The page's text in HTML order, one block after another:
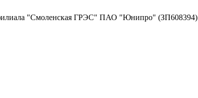
"Смоленская ГРЭС" ПАО "Юнипро" (ЗП608394)